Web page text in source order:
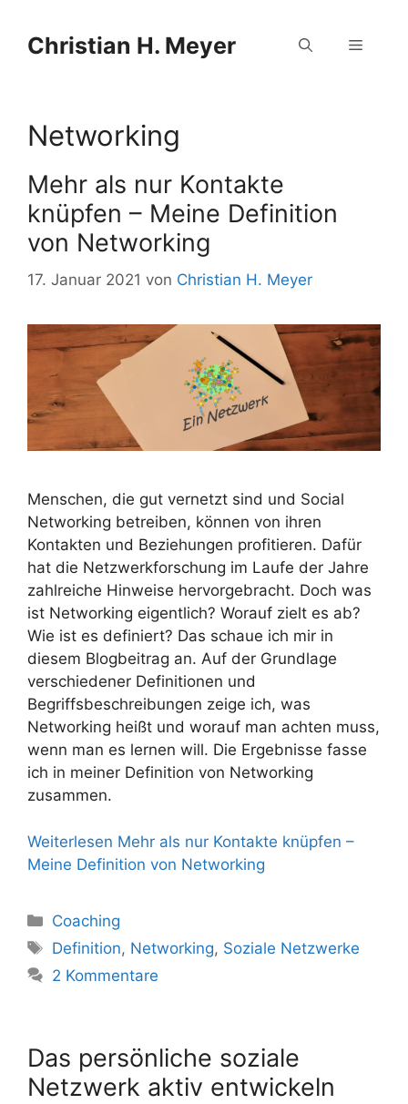
Inhalt
springen
Inhalt
springen
Christian H. Meyer Menü
Networking
Mehr als nur Kontakte
knüpfen – Meine Definition
von Networking
17. Januar 2021 von Christian H. Meyer
Menschen, die gut vernetzt sind und Social
Networking betreiben, können von ihren
Kontakten und Beziehungen profitieren. Dafür
hat die Netzwerkforschung im Laufe der Jahre
zahlreiche Hinweise hervorgebracht. Doch was
ist Networking eigentlich? Worauf zielt es ab?
Wie ist es definiert? Das schaue ich mir in
diesem Blogbeitrag an. Auf der Grundlage
verschiedener Definitionen und
Begriffsbeschreibungen zeige ich, was
Networking heißt und worauf man achten muss,
wenn man es lernen will. Die Ergebnisse fasse
ich in meiner Definition von Networking
zusammen.
Weiterlesen Mehr als nur Kontakte knüpfen –
Meine Definition von Networking
Kategorien
Coaching
Schlagwörter
Definition, Networking, Soziale Netzwerke
2 Kommentare
Das persönliche soziale
Netzwerk aktiv entwickeln